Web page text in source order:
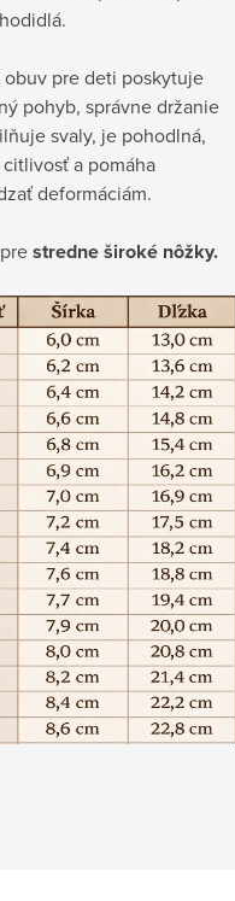
obuv pre deti poskytuje
pohyb, správne držanie
svaly, je pohodlná,
a pomáha
deformáciám.
stredne široké nôžky.